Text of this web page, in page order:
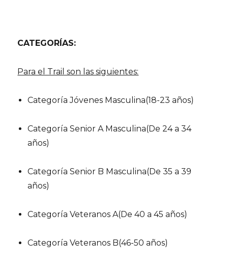
CATEGORÍAS:
Para el Trail son las siguientes:
Categoría Jóvenes Masculina(18-23 años)
Categoría Senior A Masculina(De 24 a 34
años)
Categoría Senior B Masculina(De 35 a 39
años)
Categoría Veteranos A(De 40 a 45 años)
Categoría Veteranos B(46-50 años)